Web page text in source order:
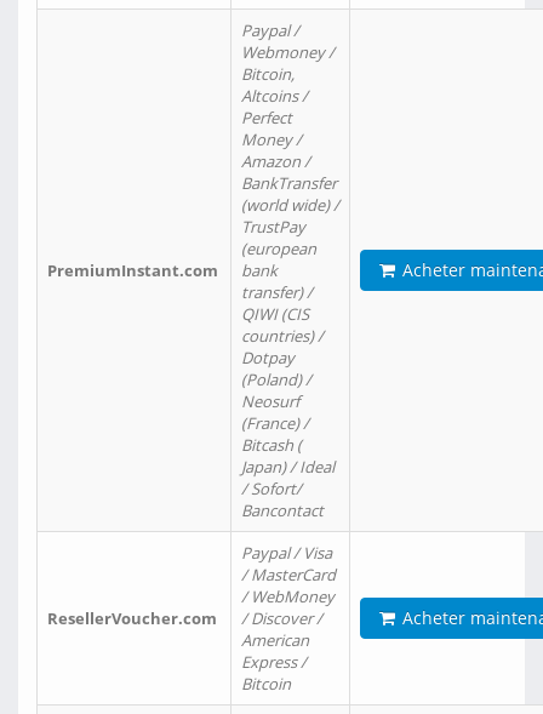
PremiumInstant.com
Paypal /
Webmoney /
Bitcoin,
Altcoins /
Perfect
Money /
Amazon /
BankTransfer
(world wide) /
TrustPay
(european
bank
transfer) /
QIWI (CIS
countries) /
Dotpay
(Poland) /
Neosurf
(France) /
Bitcash (
Japan) / Ideal
/ Sofort/
Bancontact
Acheter
ResellerVoucher.com
Paypal / Visa
/ MasterCard
/ WebMoney
/ Discover /
American
Express /
Bitcoin
Acheter